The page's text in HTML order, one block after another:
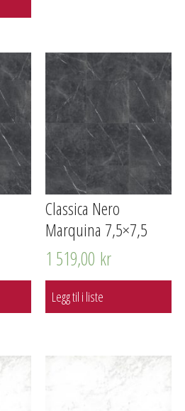
Classica Nero
Marquina 7,5×7,5
1 519,00 kr
Legg til i liste